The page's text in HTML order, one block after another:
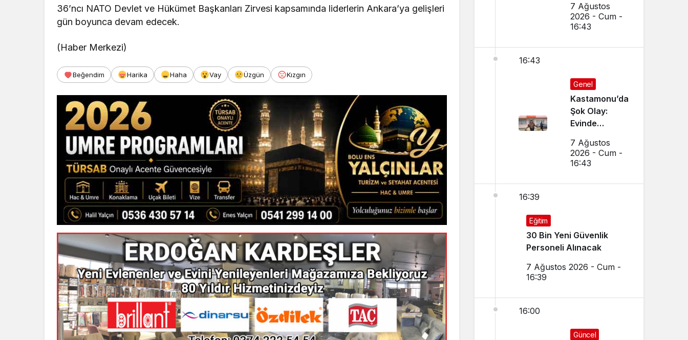
36’ncı NATO Devlet ve Hükümet Başkanları Zirvesi kapsamında liderlerin Ankara’ya gelişleri
gün boyunca devam edecek.
(Haber Merkezi)
Beğendim Harika Haha Vay Üzgün Kızgın
7 Ağustos
2026 - Cum -
16:43
16:43
Genel
Kastamonu’da
Şok Olay:
Evinde
Halde
Bulundu
7 Ağustos
2026 - Cum -
16:43
16:39
Eğitim
30 Bin Yeni Güvenlik
Personeli Alınacak
7 Ağustos 2026 - Cum -
16:39
16:00
Güncel